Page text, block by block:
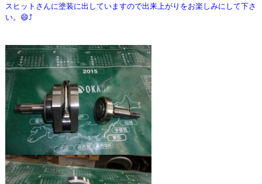
スヒットさんに塗装に出していますので出来上がりをお楽しみにして下さ
い。😄⤴️